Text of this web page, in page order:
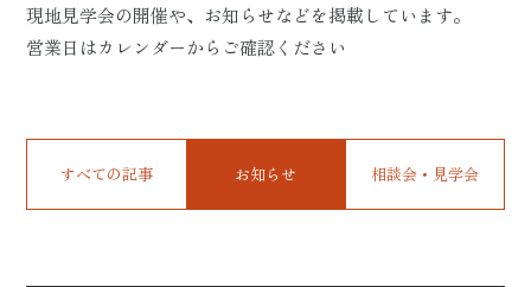
採用情報
資料請求
現地見学会の開催や、お知らせなどを掲載しています。
営業日はカレンダーからご確認ください
すべての記事 お知らせ 相談会・見学会